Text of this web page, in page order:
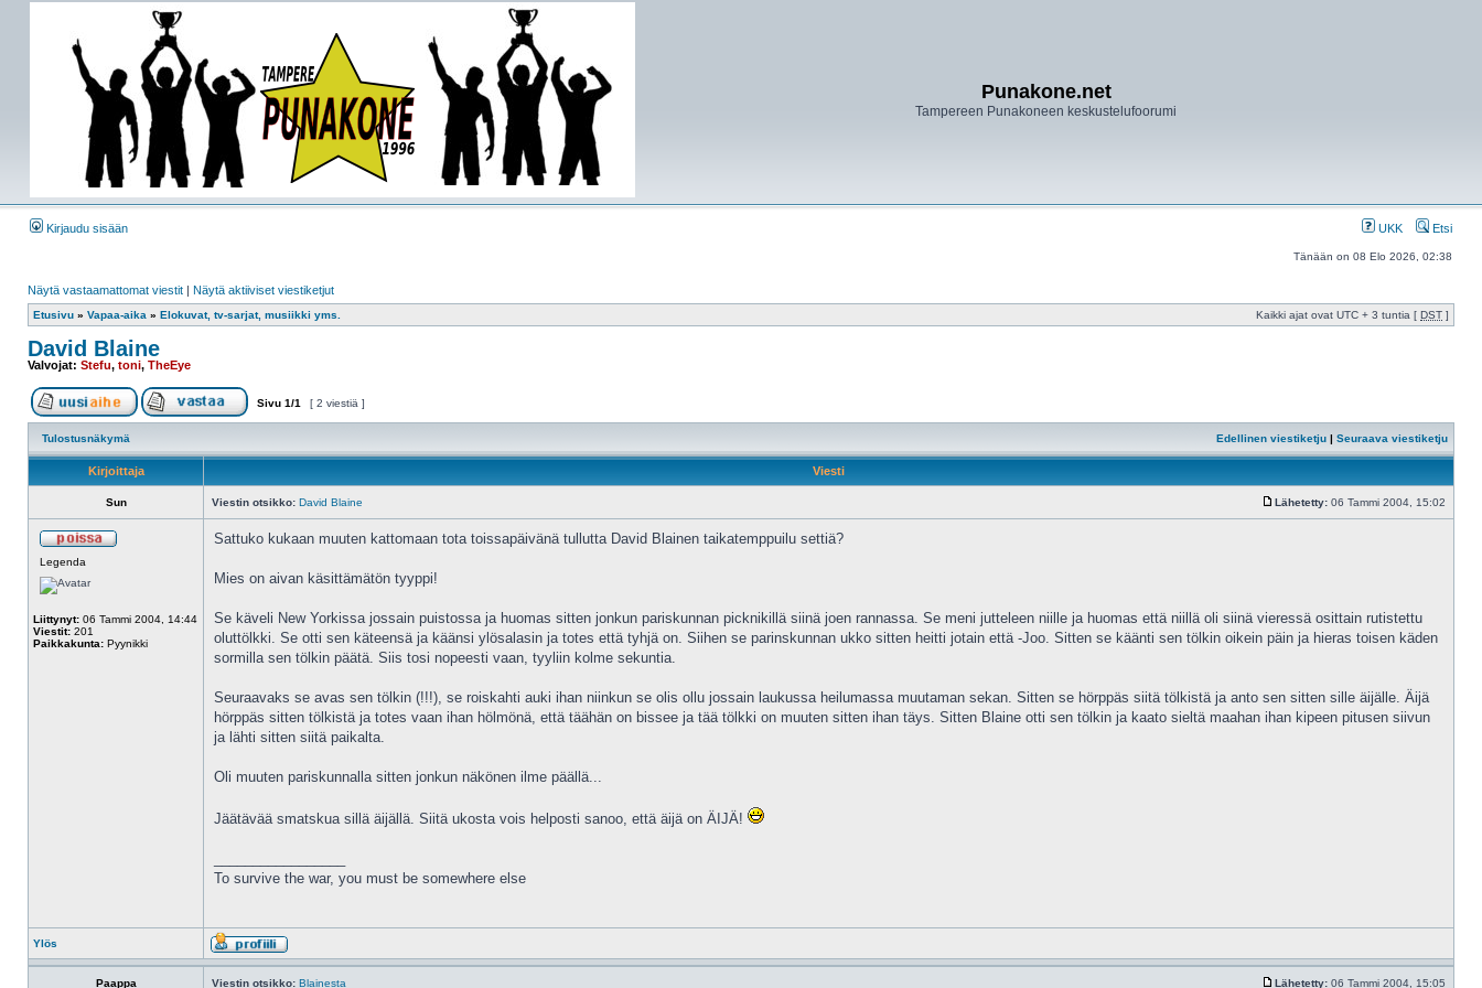
Punakone.net
Tampereen Punakoneen keskustelufoorumi
Kirjaudu sisään UKK Etsi
Tänään on 08 Elo 2026, 02:38
Näytä vastaamattomat viestit | Näytä aktiiviset viestiketjut
Etusivu » Vapaa-aika » Elokuvat, tv-sarjat, musiikki yms. Kaikki ajat ovat UTC + 3 tuntia [ DST ]
David Blaine
Valvojat: Stefu, toni, TheEye
Sivu 1/1 [ 2 viestiä ]
Tulostusnäkymä Edellinen viestiketju | Seuraava viestiketju
Kirjoittaja Viesti
Sun Viestin otsikko: David Blaine Lähetetty: 06 Tammi 2004, 15:02
Legenda
Liittynyt: 06 Tammi 2004, 14:44
Viestit: 201
Paikkakunta: Pyynikki
Sattuko kukaan muuten kattomaan tota toissapäivänä tullutta David Blainen taikatemppuilu settiä?
Mies on aivan käsittämätön tyyppi!
Se käveli New Yorkissa jossain puistossa ja huomas sitten jonkun pariskunnan picknikillä siinä joen rannassa. Se meni jutteleen niille ja huomas että niillä oli siinä vieressä osittain rutistettu
oluttölkki. Se otti sen käteensä ja käänsi ylösalasin ja totes että tyhjä on. Siihen se parinskunnan ukko sitten heitti jotain että -Joo. Sitten se käänti sen tölkin oikein päin ja hieras toisen käden
sormilla sen tölkin päätä. Siis tosi nopeesti vaan, tyyliin kolme sekuntia.
Seuraavaks se avas sen tölkin (!!!), se roiskahti auki ihan niinkun se olis ollu jossain laukussa heilumassa muutaman sekan. Sitten se hörppäs siitä tölkistä ja anto sen sitten sille äijälle. Äijä
hörppäs sitten tölkistä ja totes vaan ihan hölmönä, että täähän on bissee ja tää tölkki on muuten sitten ihan täys. Sitten Blaine otti sen tölkin ja kaato sieltä maahan ihan kipeen pitusen siivun
ja lähti sitten siitä paikalta.
Oli muuten pariskunnalla sitten jonkun näkönen ilme päällä...
Jäätävää smatskua sillä äijällä. Siitä ukosta vois helposti sanoo, että äijä on ÄIJÄ!
To survive the war, you must be somewhere else
Ylös
Paappa Viestin otsikko: Blainesta Lähetetty: 06 Tammi 2004, 15:05